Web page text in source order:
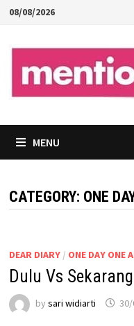
Skip
content
08/08/2026
MENU
CATEGORY: ONE
DEAR DIARY/ ONE DAY ONE
Dulu Vs Sekarang
by sari widiarti